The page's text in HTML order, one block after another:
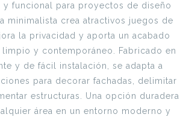
funcional para proyectos de diseño
minimalista crea atractivos juegos de
la privacidad y aporta un acabado
y contemporáneo. Fabricado en
y de fácil instalación, se adapta a
para decorar fachadas, delimitar
estructuras. Una opción duradera
área en un entorno moderno y